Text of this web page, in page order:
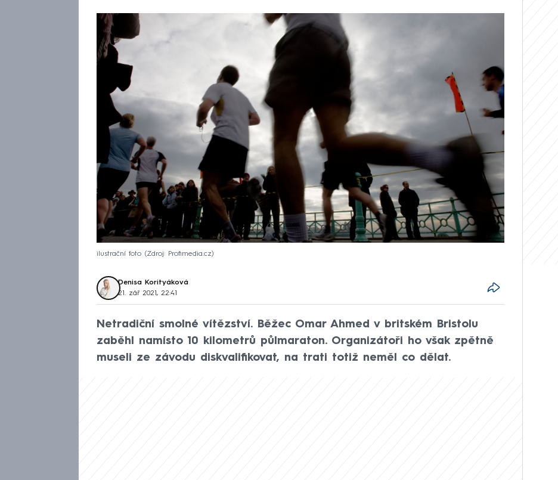
ilustrační foto Zdroj: Profimedia.cz
Denisa Korityáková
21. zář 2021, 22:41
Netradiční smolné vítězství. Běžec Omar Ahmed v britském Bristolu
zaběhl namísto 10 kilometrů půlmaraton. Organizátoři ho však zpětně
museli ze závodu diskvalifikovat, na trati totiž neměl co dělat.